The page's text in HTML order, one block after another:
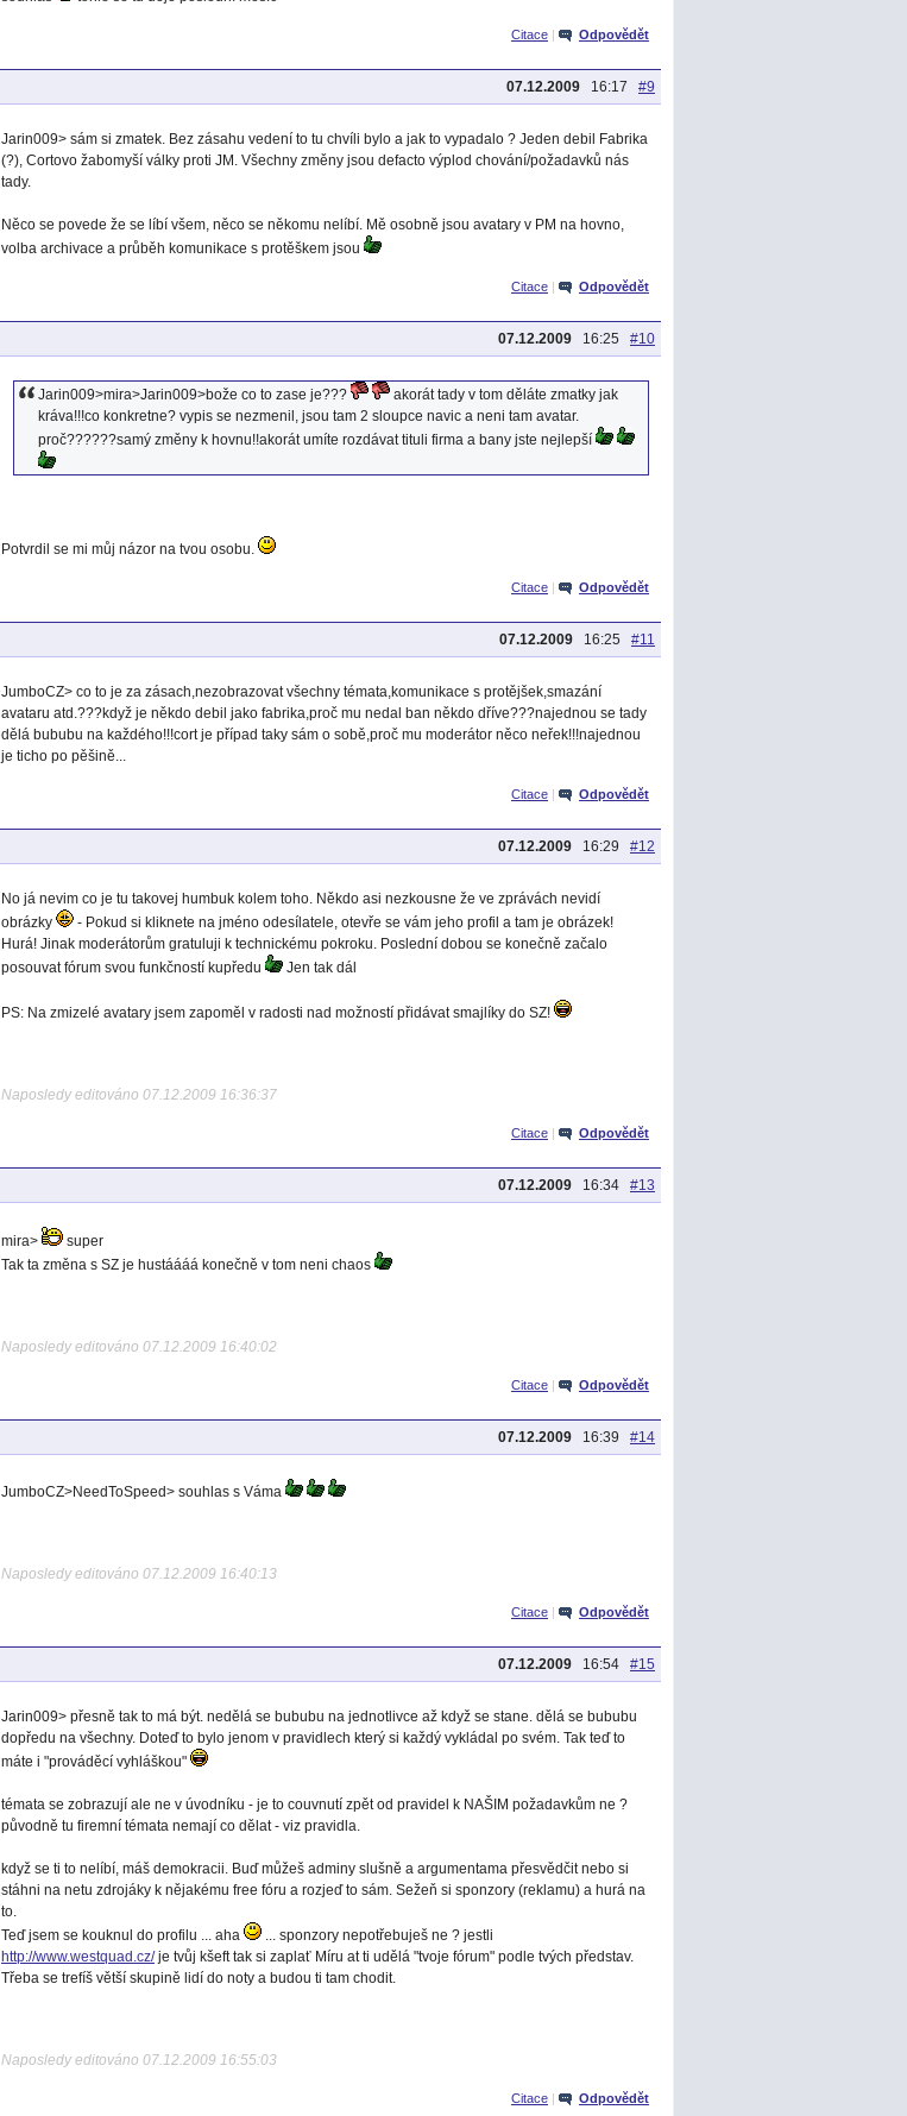
Citace | Odpovědět
07.12.2009 16:17 #9
Jarin009> sám si zmatek. Bez zásahu vedení to tu chvíli bylo a jak to vypadalo ? Jeden debil Fabrika
(?), Cortovo žabomyší války proti JM. Všechny změny jsou defacto výplod chování/požadavků nás
tady.
Něco se povede že se líbí všem, něco se někomu nelíbí. Mě osobně jsou avatary v PM na hovno,
volba archivace a průběh komunikace s protěškem jsou
Citace | Odpovědět
07.12.2009 16:25 #10
Jarin009>mira>Jarin009>bože co to zase je???
akorát tady v tom děláte zmatky jak
kráva!!!co konkretne? vypis se nezmenil, jsou tam 2 sloupce navic a neni tam avatar.
proč??????samý změny k hovnu!!akorát umíte rozdávat tituli firma a bany jste nejlepší
Potvrdil se mi můj názor na tvou osobu.
Citace | Odpovědět
07.12.2009 16:25 #11
JumboCZ> co to je za zásach,nezobrazovat všechny témata,komunikace s protějšek,smazání
avataru atd.???když je někdo debil jako fabrika,proč mu nedal ban někdo dříve???najednou se tady
dělá bububu na každého!!!cort je případ taky sám o sobě,proč mu moderátor něco neřek!!!najednou
je ticho po pěšině...
Citace | Odpovědět
07.12.2009 16:29 #12
No já nevim co je tu takovej humbuk kolem toho. Někdo asi nezkousne že ve zprávách nevidí
obrázky
- Pokud si kliknete na jméno odesílatele, otevře se vám jeho profil a tam je obrázek!
Hurá! Jinak moderátorům gratuluji k technickému pokroku. Poslední dobou se konečně začalo
posouvat fórum svou funkčností kupředu
Jen tak dál
PS: Na zmizelé avatary jsem zapoměl v radosti nad možností přidávat smajlíky do SZ!
Naposledy editováno 07.12.2009 16:36:37
Citace | Odpovědět
07.12.2009 16:34 #13
mira>
super
Tak ta změna s SZ je hustáááá konečně v tom neni chaos
Naposledy editováno 07.12.2009 16:40:02
Citace | Odpovědět
07.12.2009 16:39 #14
JumboCZ>NeedToSpeed> souhlas s Váma
Naposledy editováno 07.12.2009 16:40:13
Citace | Odpovědět
07.12.2009 16:54 #15
Jarin009> přesně tak to má být. nedělá se bububu na jednotlivce až když se stane. dělá se bububu
dopředu na všechny. Doteď to bylo jenom v pravidlech který si každý vykládal po svém. Tak teď to
máte i "prováděcí vyhláškou"
témata se zobrazují ale ne v úvodníku - je to couvnutí zpět od pravidel k NAŠIM požadavkům ne ?
původně tu firemní témata nemají co dělat - viz pravidla.
když se ti to nelíbí, máš demokracii. Buď můžeš adminy slušně a argumentama přesvědčit nebo si
stáhni na netu zdrojáky k nějakému free fóru a rozjeď to sám. Sežeň si sponzory (reklamu) a hurá na
to.
Teď jsem se kouknul do profilu ... aha
... sponzory nepotřebuješ ne ? jestli
http://www.westquad.cz/je tvůj kšeft tak si zaplať Míru at ti udělá "tvoje fórum" podle tvých představ.
Třeba se trefíš větší skupině lidí do noty a budou ti tam chodit.
Naposledy editováno 07.12.2009 16:55:03
Citace | Odpovědět